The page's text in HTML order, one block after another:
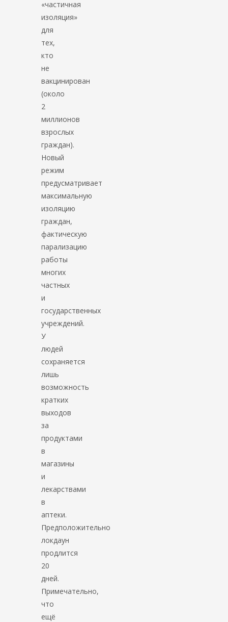
«частичная
изоляция»
для
тех,
кто
не
вакцинирован
(около
2
миллионов
взрослых
граждан).
Новый
режим
предусматривает
максимальную
изоляцию
граждан,
фактическую
парализацию
работы
многих
частных
и
государственных
учреждений.
У
людей
сохраняется
лишь
возможность
кратких
выходов
за
продуктами
в
магазины
и
лекарствами
в
аптеки.
Предположительно
локдаун
продлится
20
дней.
Примечательно,
что
ещё